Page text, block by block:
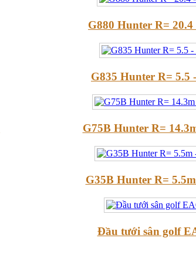
G880 Hunter R= 20.4
G835 Hunter R= 5.5
G75B Hunter R=
G35B Hunter R=
Đầu tưới sân golf